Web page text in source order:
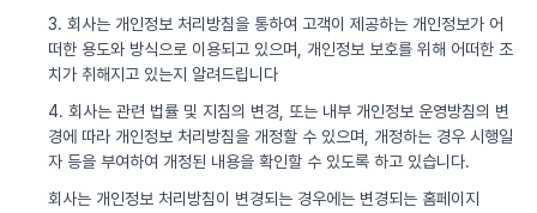
3. 회사는 개인정보 처리방침을 통하여 고객이 제공하는 개인정보가 어
떠한 용도와 방식으로 이용되고 있으며, 개인정보 보호를 위해 어떠한 조
치가 취해지고 있는지 알려드립니다
4. 회사는 관련 법률 및 지침의 변경, 또는 내부 개인정보 운영방침의 변
경에 따라 개인정보 처리방침을 개정할 수 있으며, 개정하는 경우 시행일
자 등을 부여하여 개정된 내용을 확인할 수 있도록 하고 있습니다.
회사는 개인정보 처리방침이 변경되는 경우에는 변경되는 홈페이지